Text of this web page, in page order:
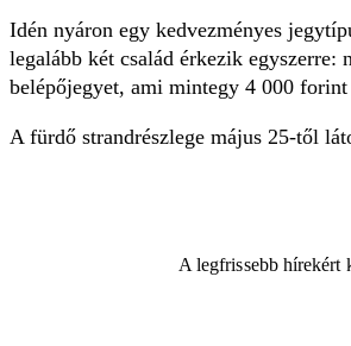
Idén nyáron egy kedvezményes
legalább két család érkezik
belépőjegyet, ami mintegy 4 000
A fürdő strandrészlege május 25-től
A legfrissebb hírekért